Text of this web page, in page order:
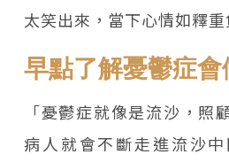
太笑出來，當下心情如釋重
早點了解憂鬱症會
「憂鬱症就像是流沙，照
病人就會不斷走進流沙中